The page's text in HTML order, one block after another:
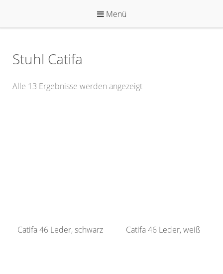
springen
Menü
Stuhl Catifa
Alle 13 Ergebnisse werden angezeigt
Catifa 46 Leder, schwarz Catifa 46 Leder, weiß